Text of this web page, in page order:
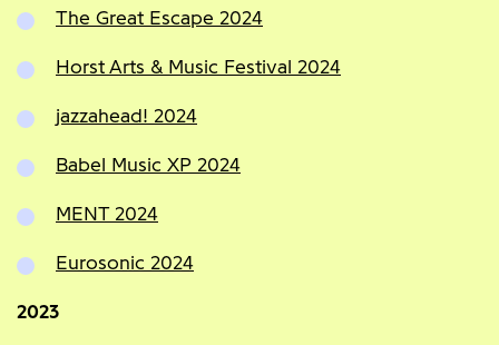
The Great Escape 2024
Horst Arts & Music Festival 2024
jazzahead! 2024
Babel Music XP 2024
MENT 2024
Eurosonic 2024
2023